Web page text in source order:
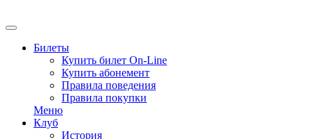
Билеты
Купить билет On-Line
Купить абонемент
Правила поведения
Правила покупки
Меню
Клуб
История